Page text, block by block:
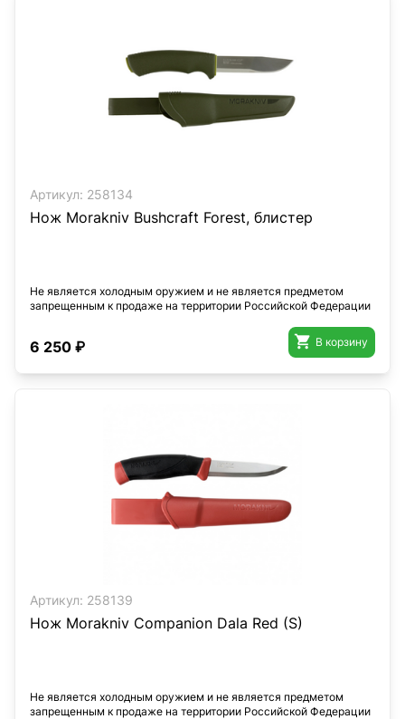
Артикул: 258134
Нож Morakniv Bushcraft Forest, блистер
Не является холодным оружием и не является предметом
запрещенным к продаже на территории Российской Федерации
6 250 ₽  В корзину
Артикул: 258139
Нож Morakniv Companion Dala Red (S)
Не является холодным оружием и не является предметом
запрещенным к продаже на территории Российской Федерации